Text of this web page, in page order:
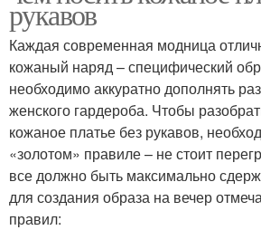
рукавов
Каждая современная модница
кожаный наряд – специфический
необходимо аккуратно дополнять
женского гардероба. Чтобы
кожаное платье без рукавов,
«золотом» правиле – не стоит
все должно быть максимально
для создания образа на вечер
правил: